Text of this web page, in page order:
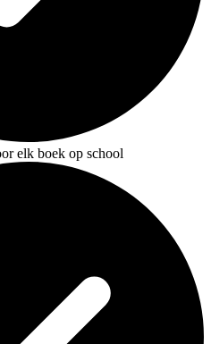
elk boek op school